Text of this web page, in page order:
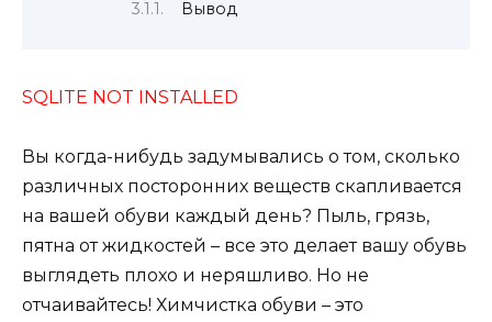
Вывод
SQLITE NOT INSTALLED
Вы когда-нибудь задумывались о том, сколько
различных посторонних веществ скапливается
на вашей обуви каждый день? Пыль, грязь,
пятна от жидкостей – все это делает вашу обувь
выглядеть плохо и неряшливо. Но не
отчаивайтесь! Химчистка обуви – это